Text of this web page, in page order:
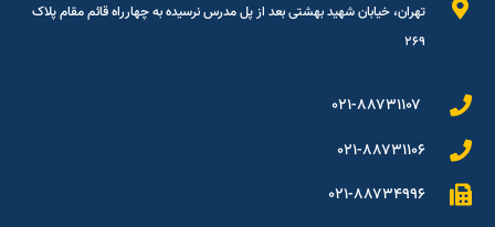
تهران، خیابان شهید بهشتی بعد از پل مدرس نرسیده به چهارراه قائم مقام پلاک
۲۶۹
۰۲۱-۸۸۷۳۱۱۰۶
۰۲۱-۸۸۷۳۴۹۹۶